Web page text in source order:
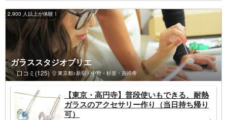
2,900 人以上が体験！
ガラススタジオブリエ
口コミ(125) 東京都>新宿・中野・杉並・吉祥寺
【東京・高円寺】普段使いもできる、耐熱
ガラスのアクセサリー作り（当日持ち帰り
可）